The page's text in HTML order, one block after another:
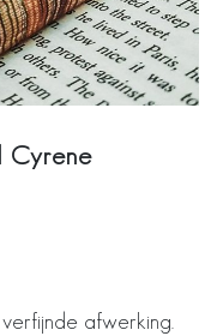
Cyrene
afwerking.